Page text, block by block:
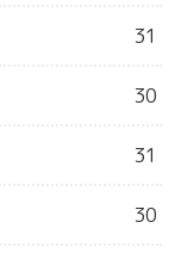
31
30
31
30